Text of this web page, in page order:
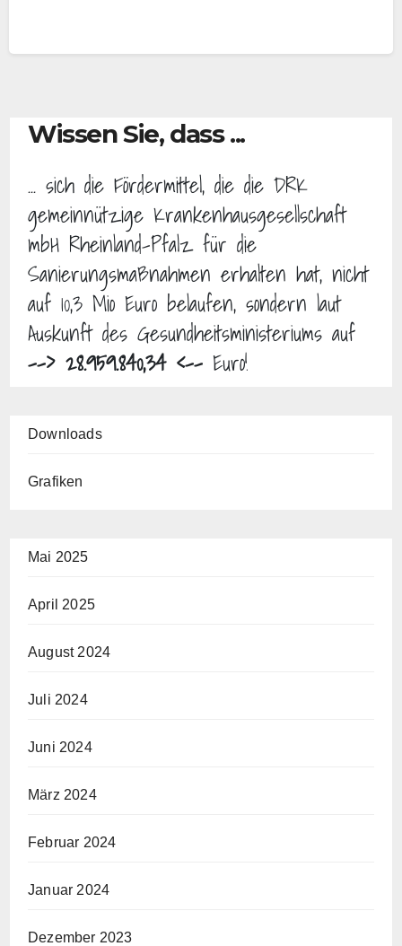
Wissen Sie, dass ...
... sich die Fördermittel, die die DRK
gemeinnützige Krankenhausgesellschaft
mbH Rheinland-Pfalz für die
Sanierungsmaßnahmen erhalten hat, nicht
auf 10,3 Mio Euro belaufen, sondern laut
Auskunft des Gesundheitsministeriums auf
--> 28.959.840,34 <-- Euro!
Downloads
Grafiken
Mai 2025
April 2025
August 2024
Juli 2024
Juni 2024
März 2024
Februar 2024
Januar 2024
Dezember 2023